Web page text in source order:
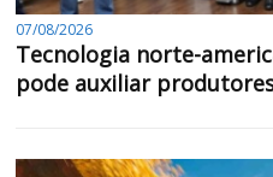
07/08/2026
Tecnologia norte-
pode auxiliar